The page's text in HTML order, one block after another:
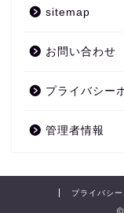
sitemap
お問い合わせ
プライバシー
管理者情報
プライバシ